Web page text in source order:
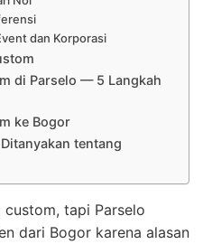
dan Korporasi
di Parselo — 5 Langkah
ke Bogor
tentang
tapi Parselo
dari Bogor karena alasan